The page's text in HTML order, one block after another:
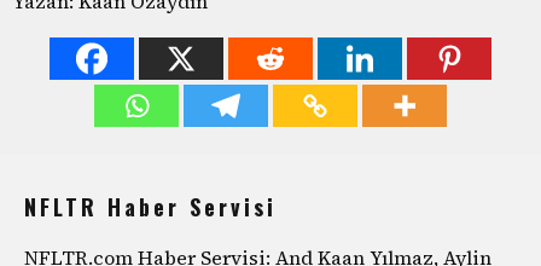
NFLTR Haber Servisi
NFLTR.com Haber Servisi: And Kaan Yılmaz, Aylin